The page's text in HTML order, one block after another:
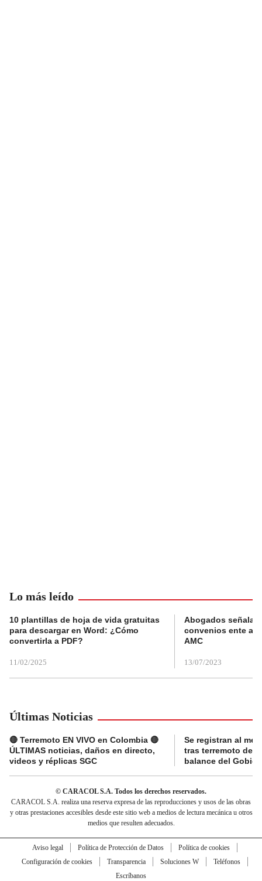
Lo más leído
10 plantillas de hoja de vida gratuitas
para descargar en Word: ¿Cómo
convertirla a PDF?
11/02/2025
Abogados
convenios ente
AMC
13/07/2023
Últimas Noticias
🔴 Terremoto EN VIVO en Colombia 🔴
ÚLTIMAS noticias, daños en directo,
videos y réplicas SGC
Se registran al
tras terremoto de
balance del
© CARACOL S.A. Todos los derechos reservados.
CARACOL S.A. realiza una reserva expresa de las reproducciones y usos de las obras
y otras prestaciones accesibles desde este sitio web a medios de lectura mecánica u otros
medios que resulten adecuados.
Aviso legal Política de Protección de Datos
Política de cookies
Configuración de cookies
Transparencia Soluciones W
Teléfonos
Escríbanos